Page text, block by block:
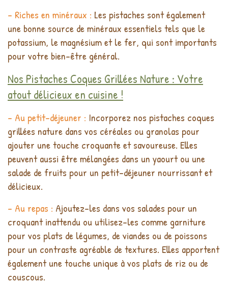
- Riches en minéraux : Les pistaches sont également
une bonne source de minéraux essentiels tels que le
potassium, le magnésium et le fer, qui sont importants
pour votre bien-être général.
Nos Pistaches Coques Grillées Nature : Votre
atout délicieux en cuisine !
- Au petit-déjeuner : Incorporez nos pistaches coques
grillées nature dans vos céréales ou granolas pour
ajouter une touche croquante et savoureuse. Elles
peuvent aussi être mélangées dans un yaourt ou une
salade de fruits pour un petit-déjeuner nourrissant et
délicieux.
- Au repas : Ajoutez-les dans vos salades pour un
croquant inattendu ou utilisez-les comme garniture
pour vos plats de légumes, de viandes ou de poissons
pour un contraste agréable de textures. Elles apportent
également une touche unique à vos plats de riz ou de
couscous.